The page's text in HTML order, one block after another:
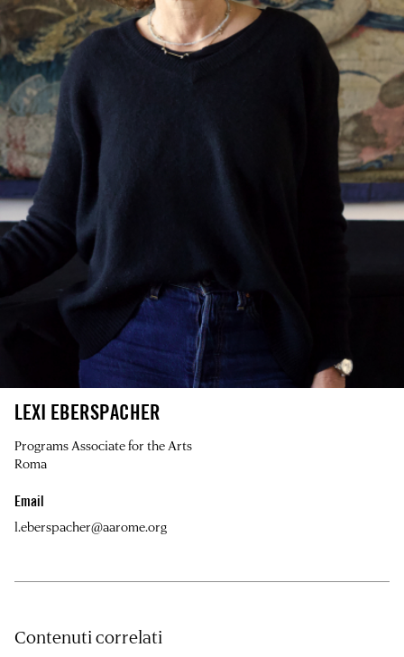
LEXI EBERSPACHER
Programs Associate for the Arts
Roma
Email
l.eberspacher@aarome.org
Contenuti correlati